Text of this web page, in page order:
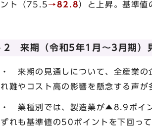
ント（75.5→82.8）と上昇。基準値
2 来期（令和5年1月～3月期）
・ 来期の見通しについて、全産業
れ難やコスト高の影響を懸念する声
・ 業種別では、製造業が▲8.9ポイ
ずれも基準値の50ポイントを下回って